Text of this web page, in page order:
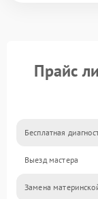
Прайс
Бесплатная
Выезд мастера
Замена